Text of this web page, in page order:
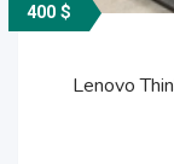
Lenovo
400 $
Lenovo